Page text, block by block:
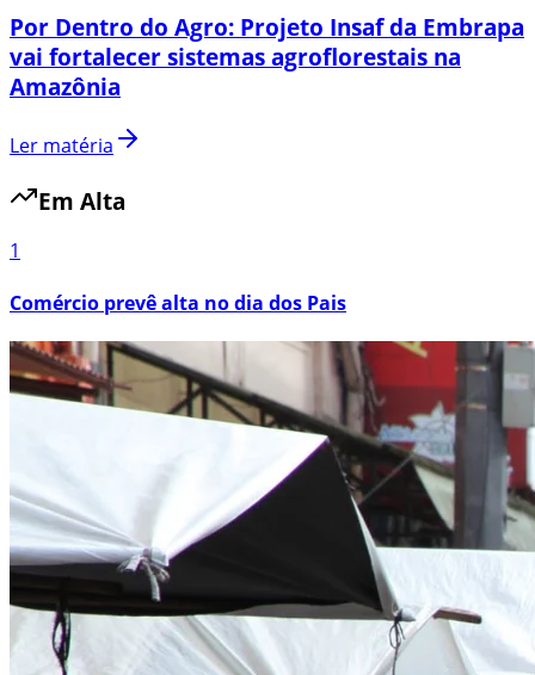
Por Dentro do Agro: Projeto Insaf da Embrapa
vai fortalecer sistemas agroflorestais na
Amazônia
Ler matéria
Em Alta
1
Comércio prevê alta no dia dos Pais